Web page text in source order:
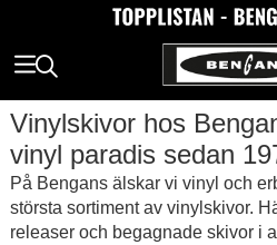
Vinylskivor hos
vinyl paradis sedan
På Bengans älskar vi vinyl och
största sortiment av vinylskivor.
releaser och begagnade skivor i